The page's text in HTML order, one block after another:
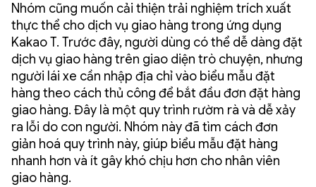
Nhóm cũng muốn cải thiện trải nghiệm trích xuất
thực thể cho dịch vụ giao hàng trong ứng dụng
Kakao T. Trước đây, người dùng có thể dễ dàng đặt
dịch vụ giao hàng trên giao diện trò chuyện, nhưng
người lái xe cần nhập địa chỉ vào biểu mẫu đặt
hàng theo cách thủ công để bắt đầu đơn đặt hàng
giao hàng. Đây là một quy trình rườm rà và dễ xảy
ra lỗi do con người. Nhóm này đã tìm cách đơn
giản hoá quy trình này, giúp biểu mẫu đặt hàng
nhanh hơn và ít gây khó chịu hơn cho nhân viên
giao hàng.